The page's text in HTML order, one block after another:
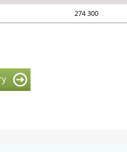
274 300